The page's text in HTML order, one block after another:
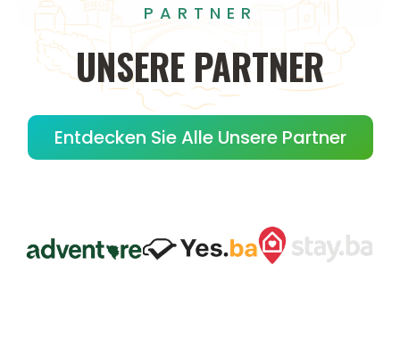
PARTNER
UNSERE PARTNER
Entdecken Sie Alle Unsere Partner